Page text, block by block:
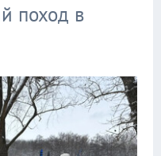
поход в